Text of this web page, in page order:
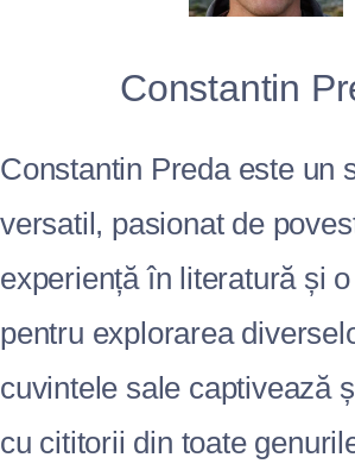
Constantin
Constantin Preda este un
versatil, pasionat de
experiență în literatură și
pentru explorarea
cuvintele sale captivează
cu cititorii din toate